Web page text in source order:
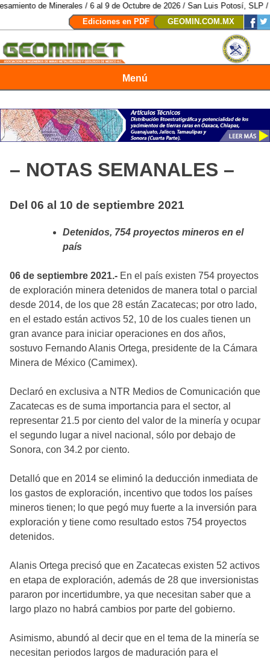
/ 6 al 9 de Octubre de 2026 / San Luis Potosí, SLP //Mexico
Ediciones en PDF
GEOMIN.COM.MX
Menú
– NOTAS SEMANALES –
Del 06 al 10 de septiembre 2021
Detenidos, 754 proyectos mineros en el
país
06 de septiembre 2021.- En el país existen 754 proyectos
de exploración minera detenidos de manera total o parcial
desde 2014, de los que 28 están Zacatecas; por otro lado,
en el estado están activos 52, 10 de los cuales tienen un
gran avance para iniciar operaciones en dos años,
sostuvo Fernando Alanis Ortega, presidente de la Cámara
Minera de México (Camimex).
Declaró en exclusiva a NTR Medios de Comunicación que
Zacatecas es de suma importancia para el sector, al
representar 21.5 por ciento del valor de la minería y ocupar
el segundo lugar a nivel nacional, sólo por debajo de
Sonora, con 34.2 por ciento.
Detalló que en 2014 se eliminó la deducción inmediata de
los gastos de exploración, incentivo que todos los países
mineros tienen; lo que pegó muy fuerte a la inversión para
exploración y tiene como resultado estos 754 proyectos
detenidos.
Alanis Ortega precisó que en Zacatecas existen 52 activos
en etapa de exploración, además de 28 que inversionistas
pararon por incertidumbre, ya que necesitan saber que a
largo plazo no habrá cambios por parte del gobierno.
Asimismo, abundó al decir que en el tema de la minería se
necesitan periodos largos de maduración para el